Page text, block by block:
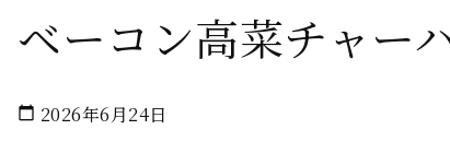
ベーコン高菜チャー
calendar_today 2026年6月24日